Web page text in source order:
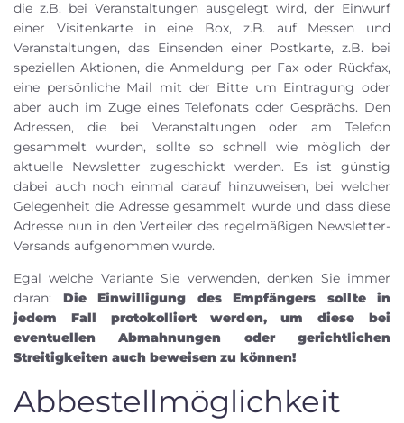
die z.B. bei Veranstaltungen ausgelegt wird, der Einwurf
einer Visitenkarte in eine Box, z.B. auf Messen und
Veranstaltungen, das Einsenden einer Postkarte, z.B. bei
speziellen Aktionen, die Anmeldung per Fax oder Rückfax,
eine persönliche Mail mit der Bitte um Eintragung oder
aber auch im Zuge eines Telefonats oder Gesprächs. Den
Adressen, die bei Veranstaltungen oder am Telefon
gesammelt wurden, sollte so schnell wie möglich der
aktuelle Newsletter zugeschickt werden. Es ist günstig
dabei auch noch einmal darauf hinzuweisen, bei welcher
Gelegenheit die Adresse gesammelt wurde und dass diese
Adresse nun in den Verteiler des regelmäßigen Newsletter-
Versands aufgenommen wurde.
Egal welche Variante Sie verwenden, denken Sie immer
daran: Die Einwilligung des Empfängers sollte in
jedem Fall protokolliert werden, um diese bei
eventuellen Abmahnungen oder gerichtlichen
Streitigkeiten auch beweisen zu können!
Abbestellmöglichkeit